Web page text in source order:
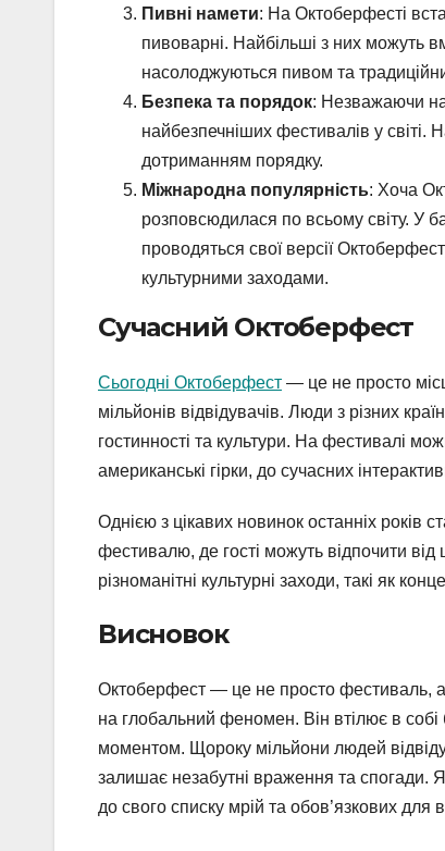
Пивні намети: На Октоберфесті
пивоварні. Найбільші з них можуть
насолоджуються пивом та
Безпека та порядок: Незважаючи на
найбезпечніших фестивалів у світі.
дотриманням порядку.
Міжнародна популярність: Хоча
розповсюдилася по всьому світу. У
проводяться свої версії
культурними заходами.
Сучасний Октоберфест
Сьогодні Октоберфест — це не просто
мільйонів відвідувачів. Люди з різних
гостинності та культури. На фестивалі
американські гірки, до сучасних
Однією з цікавих новинок останніх років
фестивалю, де гості можуть відпочити
різноманітні культурні заходи, такі як
Висновок
Октоберфест — це не просто фестиваль, а
на глобальний феномен. Він втілює в
моментом. Щороку мільйони людей
залишає незабутні враження та спогади.
до свого списку мрій та обов’язкових для